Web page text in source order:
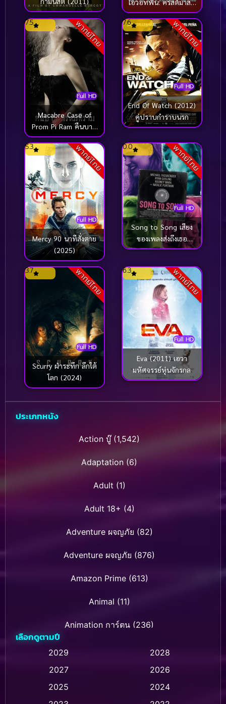
โอ้วอทฟัน: คริสต์มาสนี้
แม่ล่ะเพลีย
พากย์ไทย
Full HD
7.5
Macabre Case of
Prom Pi Ram คืนบาป
พรหมพิราม (2003)
พากย์ไทย
Full HD
7.6
End Of Watch (2012)
คู่ปราบกำราบนรก
พากย์ไทย
Full HD
5.3
Mercy 90 นาทีสั่งตาย
(2025)
พากย์ไทย
Full HD
0.0
Song to Song เสียง
ของเพลงส่งถึงเธอ
(2017)
พากย์ไทย
Full HD
3.7
Scurry ฝ่าระทึก ลึกใต้
โลก (2024)
พากย์ไทย
Full HD
6.3
Eva (2011) เอวา
มหัศจรรย์หุ่นจักรกล
ประเภทหนัง
Action บู๊(1,542)
Adaptation (6)
Adult (1)
Adult 18+ (4)
Adventure ผจญภัย (82)
Adventure ผจญภัย (876)
Amazon Prime(613)
Animal (11)
Animation การ์ตูน (236)
Animation การ์ตูน (32)
Animation การ์ตูน (28)
เลือกดูตามปี
2029
2028
2027
2026
2025
2024